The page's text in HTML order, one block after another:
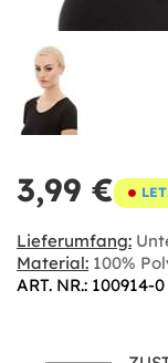
3,99 €
Lieferumfang:
Material: 100%
ART. NR.: 100914-0